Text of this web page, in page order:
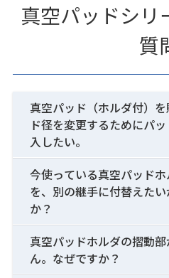
真空パッドシリ
質
真空パッド（ホルダ付）
ド径を変更するためにパ
入したい。
今使っている真空パッド
を、別の継手に付替えた
か？
真空パッドホルダの摺動
ん。なぜですか？